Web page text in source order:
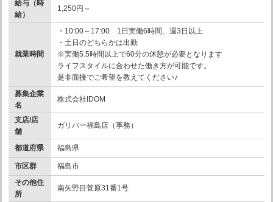
給与（時
給）
1,250円～
就業時間
・10:00～17:00 1日実働6時間、週3日以上
・土日のどちらかは出勤
※実働5.5時間以上で60分の休憩が必要となります
ライフスタイルに合わせた働き方が可能です。
是非面接でご希望を教えてください♪
募集企業
名
株式会社IDOM
支店/店
舗
ガリバー福島店（事務）
都道府県 福島県
市区群
福島市
その他住
所
南矢野目菅原31番1号